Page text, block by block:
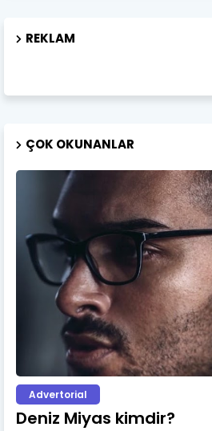
REKLAM
ÇOK OKUNANLAR
Advertorial
Deniz Miyas kimdir?